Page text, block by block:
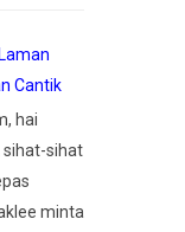
Cantik
hai
sihat-sihat
minta